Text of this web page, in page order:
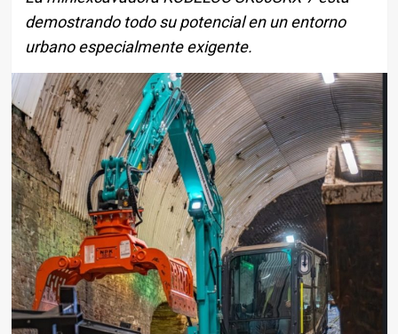
demostrando todo su potencial en un entorno
urbano especialmente exigente.